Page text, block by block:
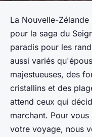
La Nouvelle-
pour la saga du
paradis pour les
aussi variés
majestueuses, des
cristallins et des
attend ceux qui
marchant. Pour
votre voyage, nous